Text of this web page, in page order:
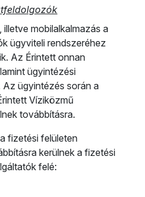
mobilalkalmazás a
ügyviteli rendszeréhez
Az Érintett onnan
ügyintézési
ügyintézés során a
Víziközmű
továbbításra.
fizetési felületen
kerülnek a fizetési
felé: